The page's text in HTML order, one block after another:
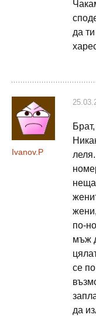
да
Ivanov.P
по-
мъж
се
да